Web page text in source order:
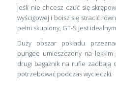
Jeśli nie chcesz czuć się
wyścigowej i boisz się stracić
pełni skupiony, GT-S jest
Duży obszar pokładu
bungee umieszczony na lekkim
drugi bagażnik na rufie zadbają
potrzebować podczas wycieczki.